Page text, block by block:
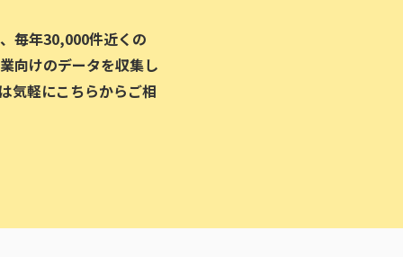
毎年30,000件近くの
向けのデータを収集し
気軽にこちらからご相